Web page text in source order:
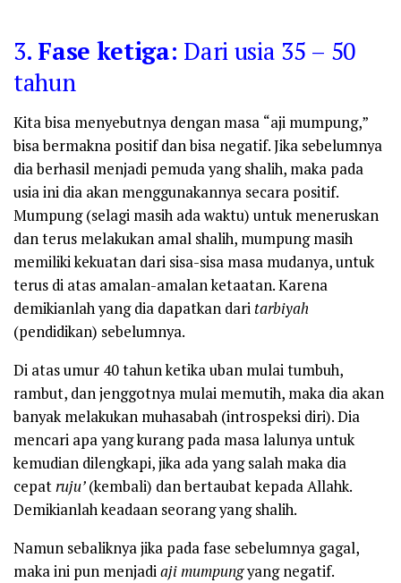
3. Fase ketiga: Dari usia 35 – 50
tahun
Kita bisa menyebutnya dengan masa “aji mumpung,”
bisa bermakna positif dan bisa negatif. Jika sebelumnya
dia berhasil menjadi pemuda yang shalih, maka pada
usia ini dia akan menggunakannya secara positif.
Mumpung (selagi masih ada waktu) untuk meneruskan
dan terus melakukan amal shalih, mumpung masih
memiliki kekuatan dari sisa-sisa masa mudanya, untuk
terus di atas amalan-amalan ketaatan. Karena
demikianlah yang dia dapatkan dari tarbiyah
(pendidikan) sebelumnya.
Di atas umur 40 tahun ketika uban mulai tumbuh,
rambut, dan jenggotnya mulai memutih, maka dia akan
banyak melakukan muhasabah (introspeksi diri). Dia
mencari apa yang kurang pada masa lalunya untuk
kemudian dilengkapi, jika ada yang salah maka dia
cepatruju’(kembali) dan bertaubat kepada Allahk.
Demikianlah keadaan seorang yang shalih.
Namun sebaliknya jika pada fase sebelumnya gagal,
maka ini pun menjadiaji mumpungyang negatif.